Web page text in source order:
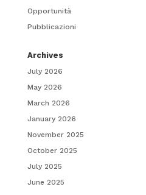
Opportunità
Pubblicazioni
Archives
July 2026
May 2026
March 2026
January 2026
November 2025
October 2025
July 2025
June 2025